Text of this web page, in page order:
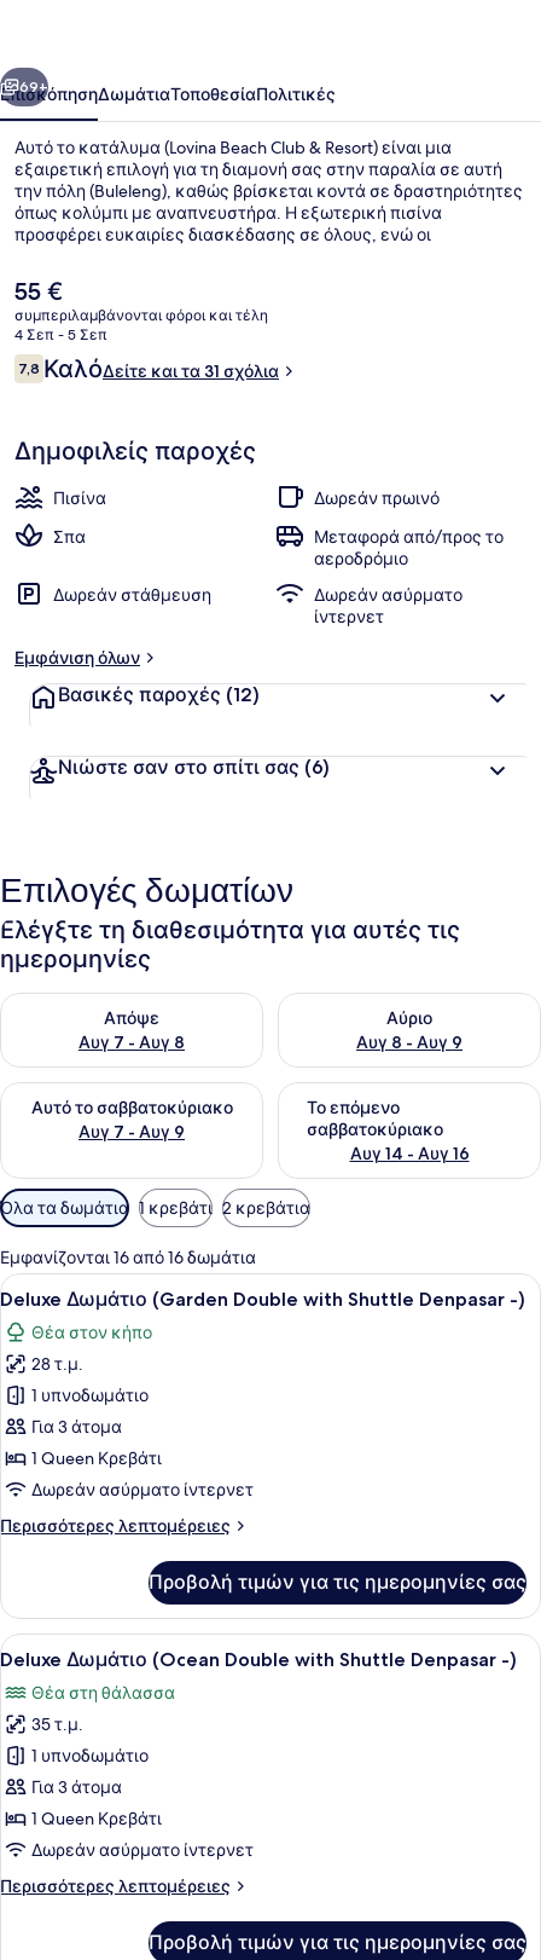
Επόμενο
69+
ΕπισκόπησηΔωμάτιαΤοποθεσίαΠολιτικές
Αυτό το κατάλυμα (Lovina Beach Club & Resort) είναι μια
εξαιρετική επιλογή για τη διαμονή σας στην παραλία σε αυτή
την πόλη (Buleleng), καθώς βρίσκεται κοντά σε δραστηριότητες
όπως κολύμπι με αναπνευστήρα. Η εξωτερική πισίνα
προσφέρει ευκαιρίες διασκέδασης σε όλους, ενώ οι
επισκεφτούν το σπα για να απολαύσουν μασάζ με ζεστές
πέτρες. Το εστιατόριο (Sea Sky) σερβίρει πρωινό, μεσημεριανό
και βραδινό. Θα βρείτε ακόμη γυμναστήριο, πισίνα για παιδιά
και κήπο.
Η
τρέχουσα
τιμή
είναι
55 €
55 €
συμπεριλαμβάνονται φόροι και τέλη
4 Σεπ - 5 Σεπ
Σχόλια
7,87,8 στα 10
ΚαλόΔείτε και τα 31 σχόλια
Δημοφιλείς παροχές
Πισίνα
Δωρεάν πρωινό
Σπα
Μεταφορά από/προς το
αεροδρόμιο
Δωρεάν στάθμευση
Δωρεάν ασύρματο
ίντερνετ
Εμφάνιση όλων
Βασικές παροχές (12)
Νιώστε σαν στο σπίτι σας (6)
Επιλογές δωματίων
Ελέγξτε τη διαθεσιμότητα για αυτές τις
ημερομηνίες
Απόψε
Αυγ 7 - Αυγ 8
Έλεγχος διαθεσιμότητας για απόψε Αυγ 7 - Αυγ 8
Αύριο
Αυγ 8 - Αυγ 9
Έλεγχος διαθεσιμότητας
Αυτό το σαββατοκύριακο
Αυγ 7 - Αυγ 9
Έλεγχος διαθεσιμότητας για αυτό το σαββατοκύριακο
Το επόμενο
σαββατοκύριακο
Αυγ 14 - Αυγ 16
Έλεγχος διαθεσιμότητας
Διαθέσιμα
φίλτρα
για
τα
δωμάτια
Όλα τα δωμάτια 1 κρεβάτι 2 κρεβάτια
Εμφανίζονται 16 από 16 δωμάτια
Προβολή
όλων
των
φωτογραφιών
για
Deluxe
Δωμάτιο
(Garden
Double
with
-)
Ένα σύγχρονο δωμάτιο
10
Deluxe Δωμάτιο (Garden Double with Shuttle Denpasar -)
Θέα στον κήπο
28 τ.μ.
1 υπνοδωμάτιο
Για 3 άτομα
1 Queen Κρεβάτι
Δωρεάν ασύρματο ίντερνετ
Περισσότερες λεπτομέρειες
Περισσότερες
Δωμάτιο
(Garden
Double
Shuttle
Denpasar
-)
Προβολή τιμών για τις ημερομηνίες σας
Προβολή
όλων
των
φωτογραφιών
για
Deluxe
Δωμάτιο
(Ocean
Double
with
Ένα δωμάτιο ξενοδοχείου με ένα
10
Deluxe Δωμάτιο (Ocean Double with Shuttle Denpasar -)
Θέα στη θάλασσα
35 τ.μ.
1 υπνοδωμάτιο
Για 3 άτομα
1 Queen Κρεβάτι
Δωρεάν ασύρματο ίντερνετ
Περισσότερες λεπτομέρειες
Περισσότερες
Προβολή τιμών για τις ημερομηνίες σας